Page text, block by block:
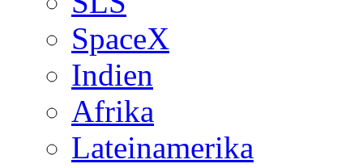
SpaceX
Indien
Afrika
Lateinamerika